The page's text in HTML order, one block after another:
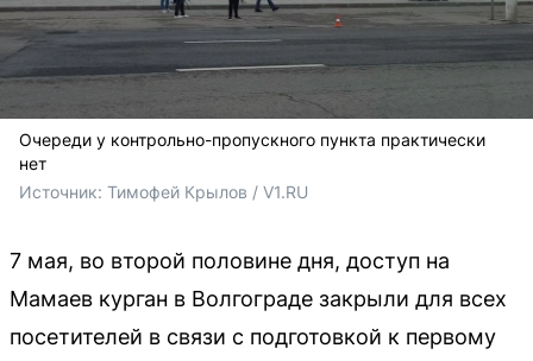
Очереди у контрольно-пропускного пункта практически
нет
Источник: Тимофей Крылов / V1.RU
7 мая, во второй половине дня, доступ на
Мамаев курган в Волгограде закрыли для всех
посетителей в связи с подготовкой к первому